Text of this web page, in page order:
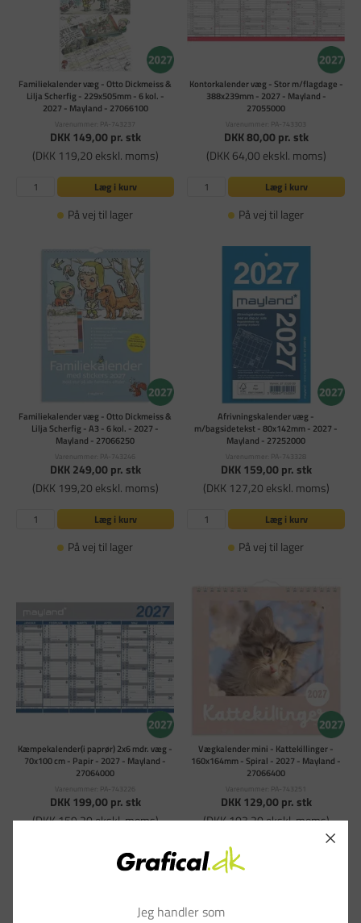
Familiekalender væg - Otto Dickmeiss &
Lilja Scherfig - 229x505mm - 6 kol. -
2027 - Mayland - 27066100
Varenummer: PA-743237
DKK 149,00pr. stk
(DKK 119,20 ekskl. moms)
Læg i kurv
På vej til lager
Kontorkalender væg - Stor m/flagdage -
388x239mm - 2027 - Mayland -
27055000
Varenummer: PA-743303
DKK 80,00pr. stk
(DKK 64,00 ekskl. moms)
Læg i kurv
På vej til lager
Familiekalender væg - Otto Dickmeiss &
Lilja Scherfig - A3 - 6 kol. - 2027 -
Mayland - 27066250
Varenummer: PA-743246
DKK 249,00pr. stk
(DKK 199,20 ekskl. moms)
Læg i kurv
På vej til lager
Afrivningskalender væg -
m/bagsidetekst - 80x142mm - 2027 -
Mayland - 27252000
Varenummer: PA-743328
DKK 159,00pr. stk
(DKK 127,20 ekskl. moms)
Læg i kurv
På vej til lager
Kæmpekalender(i paprør) 2x6 mdr. væg -
70x100 cm - Papir - 2027 - Mayland -
27064000
Varenummer: PA-743226
DKK 199,00pr. stk
(DKK 159,20 ekskl. moms)
Læg i kurv
Vægkalender mini - Kattekillinger -
160x164mm - Spiral - 2027 - Mayland -
27066400
Varenummer: PA-743251
DKK 129,00pr. stk
(DKK 103,20 ekskl. moms)
Jeg handler som